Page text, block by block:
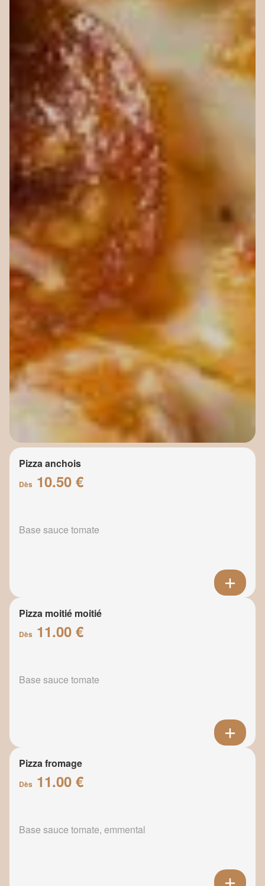
Pizza anchois
Dès 10.50 €
Base sauce tomate
Pizza moitié moitié
Dès 11.00 €
Base sauce tomate
Pizza fromage
Dès 11.00 €
Base sauce tomate, emmental